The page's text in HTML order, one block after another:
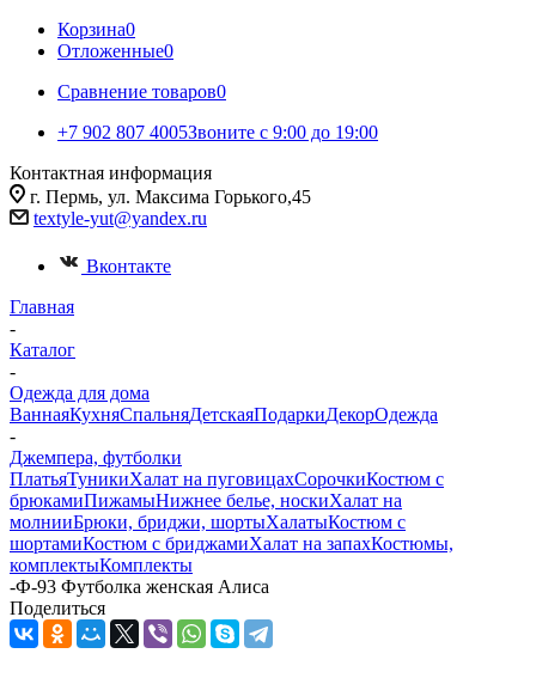
Корзина0
Отложенные0
Сравнение товаров0
+7 902 807 4005Звоните с 9:00 до 19:00
Контактная информация
г. Пермь, ул. Максима Горького,45
textyle-yut@yandex.ru
Вконтакте
Главная
-
Каталог
-
Одежда для дома
ВаннаяКухняСпальняДетскаяПодаркиДекорОдежда
-
Джемпера, футболки
ПлатьяТуникиХалат на пуговицахСорочкиКостюм с
брюкамиПижамыНижнее белье, носкиХалат на
молнииБрюки, бриджи, шортыХалатыКостюм с
шортамиКостюм с бриджамиХалат на запахКостюмы,
комплектыКомплекты
-Ф-93 Футболка женская Алиса
Поделиться